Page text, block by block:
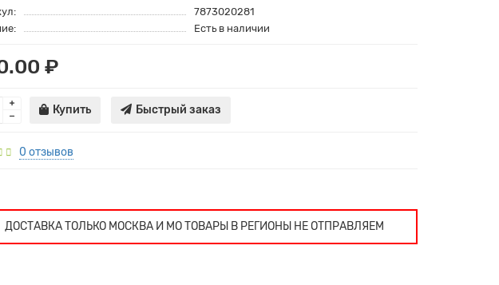
7873020281
Есть в наличии
₽
Купить Быстрый заказ
0 отзывов
ДОСТАВКА ТОЛЬКО МОСКВА И МО ТОВАРЫ В РЕГИОНЫ НЕ ОТПРАВЛЯЕМ